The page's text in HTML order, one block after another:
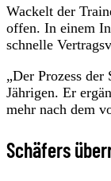
Wackelt der
offen. In einem
schnelle
„Der Prozess
Jährigen. Er
mehr nach dem
Schäfers